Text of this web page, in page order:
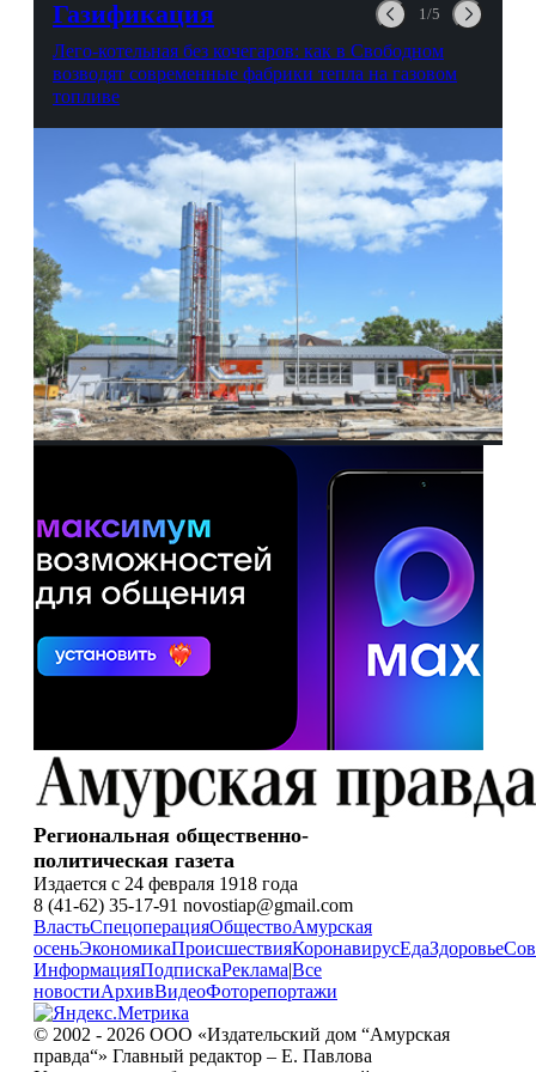
Газификация 1/5
Лего-котельная без кочегаров: как в Свободном
возводят современные фабрики тепла на газовом
топливе
Региональная общественно-
политическая газета
Издается с 24 февраля 1918 года
8 (41-62) 35-17-91 novostiap@gmail.com
ВластьСпецоперацияОбществоАмурская
осеньЭкономикаПроисшествияКоронавирусЕдаЗдоровье
ИнформацияПодпискаРеклама|Все
новостиАрхивВидеоФоторепортажи
© 2002 - 2026 ООО «Издательский дом “Амурская
правда“» Главный редактор – Е. Павлова